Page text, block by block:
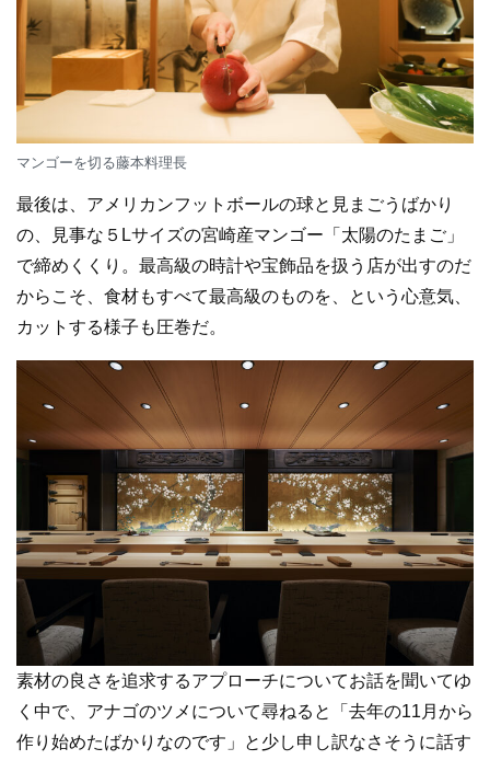
マンゴーを切る藤本料理長
最後は、アメリカンフットボールの球と見まごうばかり
の、見事な５Lサイズの宮崎産マンゴー「太陽のたまご」
で締めくくり。最高級の時計や宝飾品を扱う店が出すのだ
からこそ、食材もすべて最高級のものを、という心意気、
カットする様子も圧巻だ。
素材の良さを追求するアプローチについてお話を聞いてゆ
く中で、アナゴのツメについて尋ねると「去年の11月から
作り始めたばかりなのです」と少し申し訳なさそうに話す